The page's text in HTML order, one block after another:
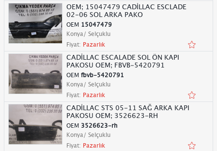
OEM; 15047479 CADİLLAC ESCLADE
02-06 SOL ARKA PAKO
OEM 15047479
Konya/ Selçuklu
Fiyat: Pazarlık
CADİLLAC ESCALADE SOL ÖN KAPI
PAKOSU OEM; FBVB-5420791
OEM fbvb-5420791
Konya/ Selçuklu
Fiyat: Pazarlık
CADİLLAC STS 05-11 SAĞ ARKA KAPI
PAKOSU OEM; 3526623-RH
OEM 3526623-rh
Konya/ Selçuklu
Fiyat: Pazarlık